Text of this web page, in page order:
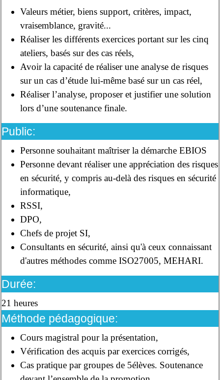
Valeurs métier, biens support, critères, impact,
vraisemblance, gravité...
Réaliser les différents exercices portant sur les cinq
ateliers, basés sur des cas réels,
Avoir la capacité de réaliser une analyse de risques
sur un cas d’étude lui-même basé sur un cas réel,
Réaliser l’analyse, proposer et justifier une solution
lors d’une soutenance finale.
Public:
Personne souhaitant maîtriser la démarche EBIOS
Personne devant réaliser une appréciation des risques
en sécurité, y compris au-delà des risques en sécurité
informatique,
RSSI,
DPO,
Chefs de projet SI,
Consultants en sécurité, ainsi qu'à ceux connaissant
d'autres méthodes comme ISO27005, MEHARI.
Durée:
21 heures
Méthode pédagogique:
Cours magistral pour la présentation,
Vérification des acquis par exercices corrigés,
Cas pratique par groupes de 5élèves. Soutenance